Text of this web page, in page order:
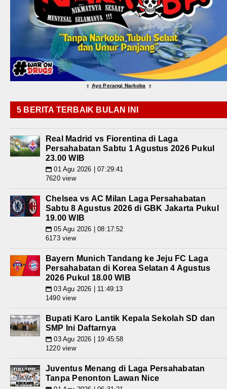
⇑ Ayo Perangi Narkoba ⇑
5 BERITA TERBAIK BULAN INI
Real Madrid vs Fiorentina di Laga
Persahabatan Sabtu 1 Agustus 2026 Pukul
23.00 WIB
📅 01 Agu 2026 | 07:29:41
7620 view
Chelsea vs AC Milan Laga Persahabatan
Sabtu 8 Agustus 2026 di GBK Jakarta Pukul
19.00 WIB
📅 05 Agu 2026 | 08:17:52
6173 view
Bayern Munich Tandang ke Jeju FC Laga
Persahabatan di Korea Selatan 4 Agustus
2026 Pukul 18.00 WIB
📅 03 Agu 2026 | 11:49:13
1490 view
Bupati Karo Lantik Kepala Sekolah SD dan
SMP Ini Daftarnya
📅 03 Agu 2026 | 19:45:58
1220 view
Juventus Menang di Laga Persahabatan
Tanpa Penonton Lawan Nice